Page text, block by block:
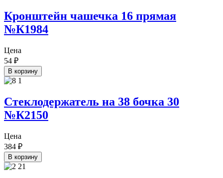
Кронштейн чашечка 16 прямая
№К1984
Цена
54 ₽
В корзину
Стеклодержатель на 38 бочка 30
№К2150
Цена
384 ₽
В корзину